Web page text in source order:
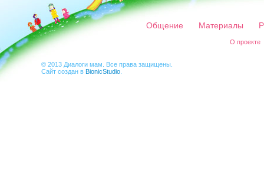
Общение Материалы
О проекте
© 2013 Диалоги мам. Все права защищены.
Сайт создан в BionicStudio